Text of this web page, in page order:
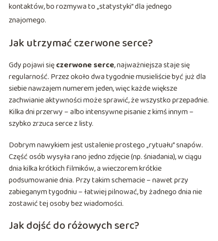
kontaktów, bo rozmywa to „statystyki” dla jednego
znajomego.
Jak utrzymać czerwone serce?
Gdy pojawi sięczerwone serce, najważniejsza staje się
regularność. Przez około dwa tygodnie musieliście być już dla
siebie nawzajem numerem jeden, więc każde większe
zachwianie aktywności może sprawić, że wszystko przepadnie.
Kilka dni przerwy – albo intensywne pisanie z kimś innym –
szybko zrzuca serce z listy.
Dobrym nawykiem jest ustalenie prostego „rytuału” snapów.
Część osób wysyła rano jedno zdjęcie (np. śniadania), w ciągu
dnia kilka krótkich filmików, a wieczorem krótkie
podsumowanie dnia. Przy takim schemacie – nawet przy
zabieganym tygodniu – łatwiej pilnować, by żadnego dnia nie
zostawić tej osoby bez wiadomości.
Jak dojść do różowych serc?